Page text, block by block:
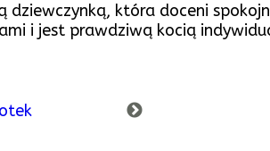
dziewczynką, która doceni
i jest prawdziwą kocią